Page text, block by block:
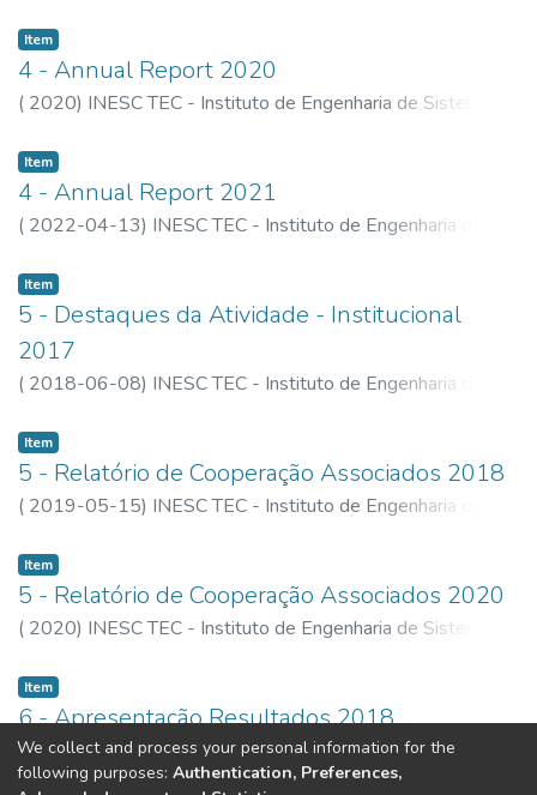
Item
4 - Annual Report 2020
( 2020) INESC TEC - Instituto de Engenharia de Sistemas e
Item
4 - Annual Report 2021
( 2022-04-13) INESC TEC - Instituto de Engenharia de
Item
5 - Destaques da Atividade - Institucional
2017
( 2018-06-08) INESC TEC - Instituto de Engenharia de
Item
5 - Relatório de Cooperação Associados 2018
( 2019-05-15) INESC TEC - Instituto de Engenharia de
Item
5 - Relatório de Cooperação Associados 2020
( 2020) INESC TEC - Instituto de Engenharia de Sistemas e
Item
6 - Apresentação Resultados 2018
(2019-06-25)INESC TEC - Instituto de Engenharia de
Sistemas e Computadores, Tecnologia e Ciência
We collect and process your personal information for the
following purposes: Authentication, Preferences,